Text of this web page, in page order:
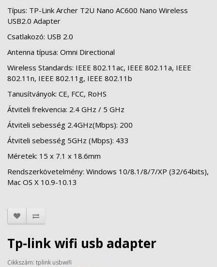
Típus: TP-Link Archer T2U Nano AC600 Nano Wireless
USB2.0 Adapter
Csatlakozó: USB 2.0
Antenna típusa: Omni Directional
Wireless Standards: IEEE 802.11ac, IEEE 802.11a, IEEE
802.11n, IEEE 802.11g, IEEE 802.11b
Tanusítványok: CE, FCC, RoHS
Átviteli frekvencia: 2.4 GHz / 5 GHz
Átviteli sebesség 2.4GHz(Mbps): 200
Átviteli sebesség 5GHz (Mbps): 433
Méretek: 15 x 7.1 x 18.6mm
Rendszerkövetelmény: Windows 10/8.1/8/7/XP (32/64bits),
Mac OS X 10.9-10.13
Tp-link wifi usb adapter
Cikkszám: tplink usbwifi